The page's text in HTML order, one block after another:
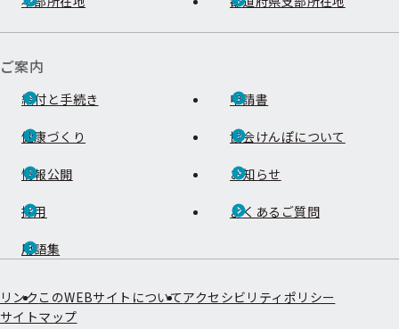
ご案内
給付と手続き 申請書
健康づくり 協会けんぽについて
情報公開 お知らせ
採用 よくあるご質問
用語集
リンク このWEBサイトについてアクセシビリティポリシー
サイトマップ